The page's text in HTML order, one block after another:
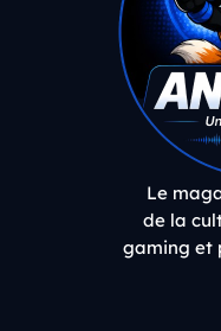
Le
de la
gaming et